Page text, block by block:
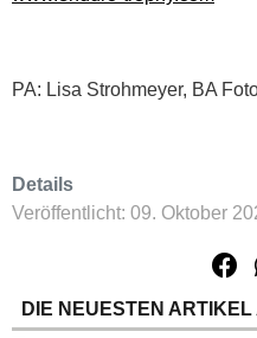
PA: Lisa Strohmeyer, BA
Details
Veröffentlicht: 09. Oktober
DIE NEUESTEN